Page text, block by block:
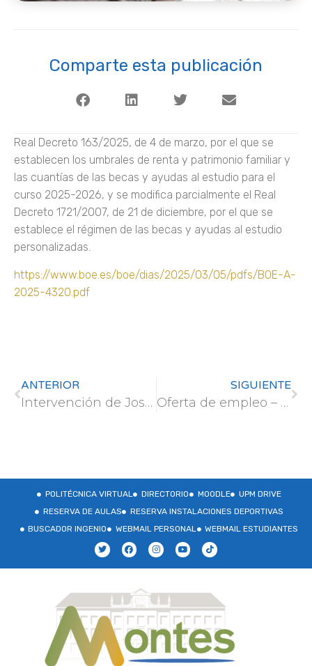
Comparte esta publicación
Real Decreto 163/2025, de 4 de marzo, por el que se
establecen los umbrales de renta y patrimonio familiar y
las cuantías de las becas y ayudas al estudio para el
curso 2025-2026, y se modifica parcialmente el Real
Decreto 1721/2007, de 21 de diciembre, por el que se
establece el régimen de las becas y ayudas al estudio
personalizadas.
https://www.boe.es/boe/dias/2025/03/05/pdfs/BOE-A-
2025-4320.pdf
ANTERIOR
Intervención de José Anastasio Fernández, catedrático de Hidráulica de la Escuela, en el Informativo 1 de TVE
SIGUIENTE
Oferta de empleo – Grupo TRAGSA
POLITÉCNICA VIRTUAL DIRECTORIO MOODLE
UPM DRIVE
RESERVA DE AULAS
RESERVA INSTALACIONES DEPORTIVAS
BUSCADOR INGENIO
WEBMAIL PERSONAL WEBMAIL ESTUDIANTES